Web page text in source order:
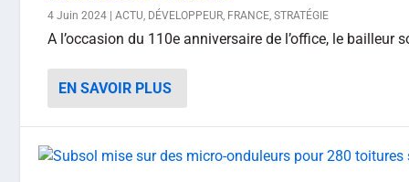
4 Juin 2024 |ACTU, DÉVELOPPEUR, FRANCE,STRATÉGIE
A l’occasion du 110e anniversaire de l’office, le bailleur
EN SAVOIR PLUS